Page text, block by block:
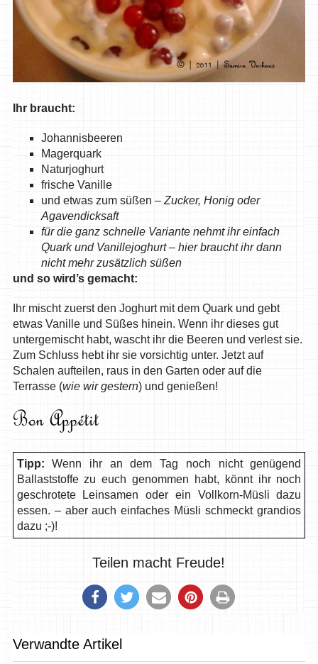
Ihr braucht:
Johannisbeeren
Magerquark
Naturjoghurt
frische Vanille
und etwas zum süßen – Zucker, Honig oder
Agavendicksaft
für die ganz schnelle Variante nehmt ihr einfach
Quark und Vanillejoghurt – hier braucht ihr dann
nicht mehr zusätzlich süßen
und so wird’s gemacht:
Ihr mischt zuerst den Joghurt mit dem Quark und gebt
etwas Vanille und Süßes hinein. Wenn ihr dieses gut
untergemischt habt, wascht ihr die Beeren und verlest sie.
Zum Schluss hebt ihr sie vorsichtig unter. Jetzt auf
Schalen aufteilen, raus in den Garten oder auf die
Terrasse (wie wir gestern) und genießen!
Tipp: Wenn ihr an dem Tag noch nicht genügend
Ballaststoffe zu euch genommen habt, könnt ihr noch
geschrotete Leinsamen oder ein Vollkorn-Müsli dazu
essen. – aber auch einfaches Müsli schmeckt grandios
dazu ;-)!
Teilen macht Freude!
Verwandte Artikel